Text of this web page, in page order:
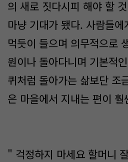
의 새로 짓다시피 해야 할
마냥 기대가 됐다. 사람들
먹듯이 들으며 의무적으로
원이나 돌아다니며 기본적
퀴처럼 돌아가는 삶보단 조
은 마을에서 지내는 편이 훨
" 걱정하지 마세요 할머니